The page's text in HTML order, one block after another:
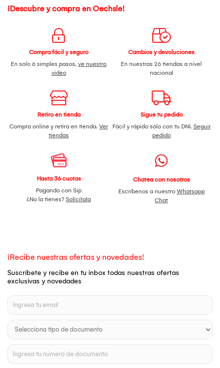
¡Descubre y compra en Oechsle!
Compra fácil y seguro
En solo 6 simples pasos, ve nuestro
video
Cambios y devoluciones
En nuestras 26 tiendas a nivel
nacional
Retiro en tienda
Compra online y retira en tienda. Ver
tiendas
Sigue tu pedido
Fácil y rápido sólo con tu DNI. Seguir
pedido
Hasta 36 cuotas
Pagando con Sip
¿No la tienes? Solicítala
Chatea con nosotros
Escríbenos a nuestro Whatsapp
Chat
¡Recibe nuestras ofertas y novedades!
Suscríbete y recibe en tu inbox todas nuestras ofertas
exclusivas y novedades